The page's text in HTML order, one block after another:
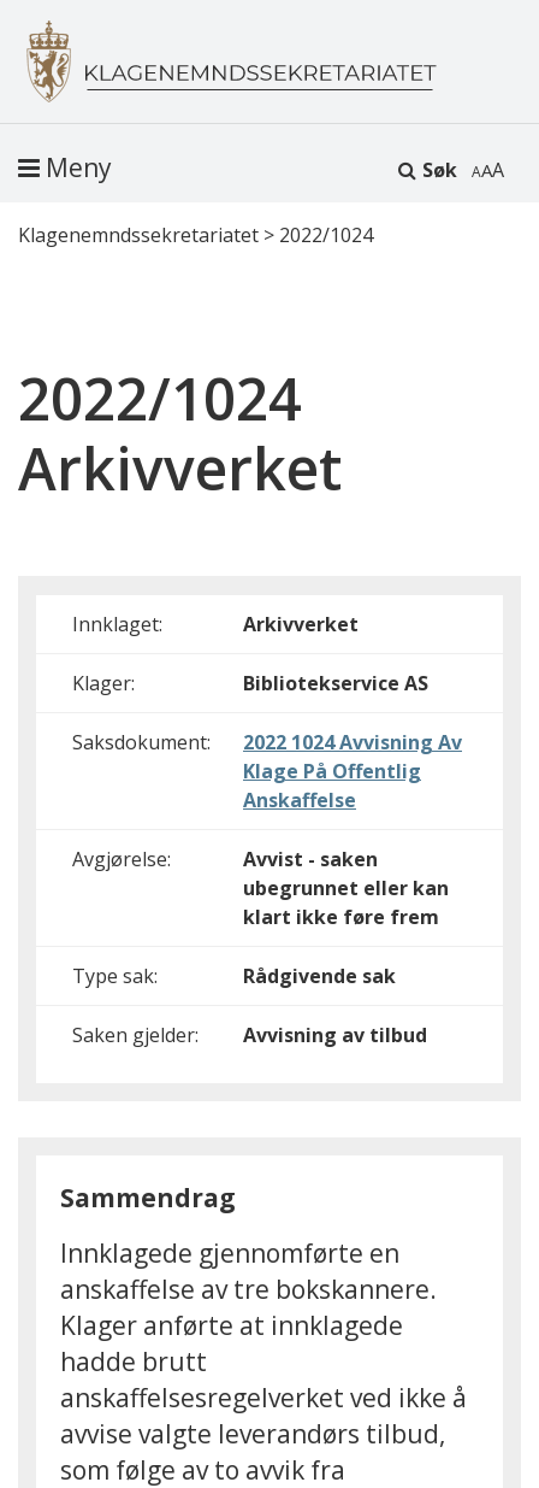
Søk A
Meny
Klagenemndssekretariatet > 2022/1024
2022/1024
Arkivverket
Innklaget: Arkivverket
Klager: Bibliotekservice AS
Saksdokument:
2022 1024 Avvisning Av
Klage På Offentlig
Anskaffelse
Avgjørelse:
Avvist - saken
ubegrunnet eller kan
klart ikke føre frem
Type sak: Rådgivende sak
Saken gjelder: Avvisning av tilbud
Sammendrag
Innklagede gjennomførte en
anskaffelse av tre bokskannere.
Klager anførte at innklagede
hadde brutt
anskaffelsesregelverket ved ikke å
avvise valgte leverandørs tilbud,
som følge av to avvik fra